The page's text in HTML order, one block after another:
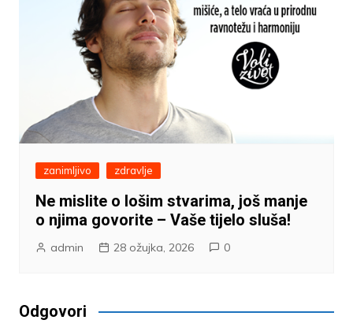
zanimljivo zdravlje
Ne mislite o lošim stvarima, još manje
o njima govorite – Vaše tijelo sluša!
admin 28 ožujka, 2026 0
Odgovori